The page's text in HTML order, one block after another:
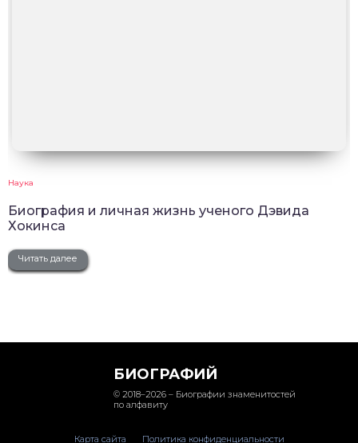
Наука
Биография и личная жизнь ученого Дэвида
Хокинса
Читать далее
БИОГРАФИЙ
© 2018–2026 – Биографии знаменитостей
по алфавиту
Карта сайта Политика конфиденциальности